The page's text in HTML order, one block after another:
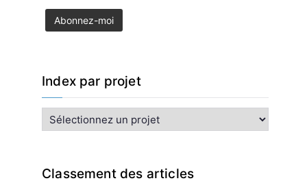
Index par projet
n
x
Classement des articles